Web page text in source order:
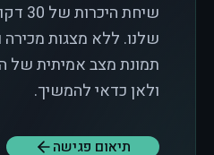
שיחת
שלנו. ללא מצגות
תמונת מצב אמיתית של
ולאן כדאי להמשיך.
תיאום פגישה